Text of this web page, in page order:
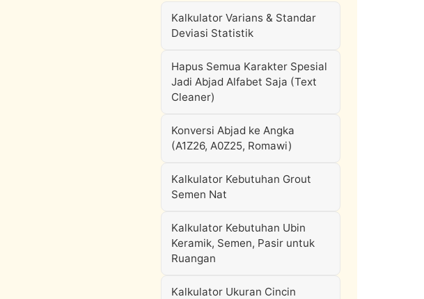
Kalkulator Varians & Standar
Deviasi Statistik
Hapus Semua Karakter Spesial
Jadi Abjad Alfabet Saja (Text
Cleaner)
Konversi Abjad ke Angka
(A1Z26, A0Z25, Romawi)
Kalkulator Kebutuhan Grout
Semen Nat
Kalkulator Kebutuhan Ubin
Keramik, Semen, Pasir untuk
Ruangan
Kalkulator Ukuran Cincin